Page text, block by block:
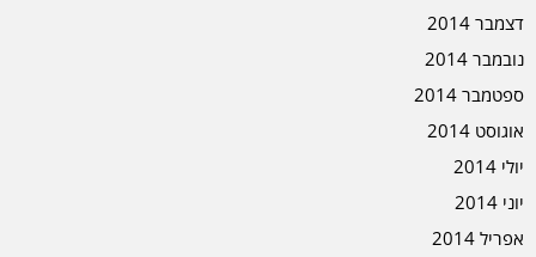
דצמבר 2014
נובמבר 2014
ספטמבר 2014
אוגוסט 2014
יולי 2014
יוני 2014
אפריל 2014